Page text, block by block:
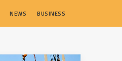
NEWS BUSINESS